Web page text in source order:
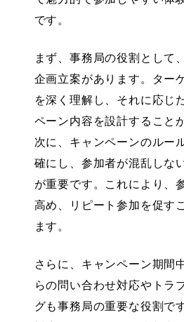
です。
まず、事務局の役割として、
企画立案があります。ター
を深く理解し、それに応じ
ペーン内容を設計すること
次に、 キ ャンペーンのルー
確にし、参加者が混乱しな
が重要です。これにより、
高め、リピート参加を促す
ます。
さらに、キャンペーン期間
らの問い合わせ対応やトラ
グも事務局の重要な役割で